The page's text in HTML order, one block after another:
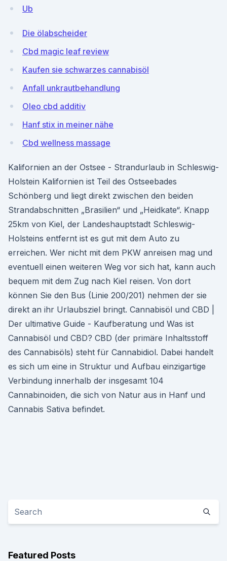
Ub
Die ölabscheider
Cbd magic leaf review
Kaufen sie schwarzes cannabisöl
Anfall unkrautbehandlung
Oleo cbd additiv
Hanf stix in meiner nähe
Cbd wellness massage
Kalifornien an der Ostsee - Strandurlaub in Schleswig-
Holstein Kalifornien ist Teil des Ostseebades
Schönberg und liegt direkt zwischen den beiden
Strandabschnitten „Brasilien“ und „Heidkate“. Knapp
25km von Kiel, der Landeshauptstadt Schleswig-
Holsteins entfernt ist es gut mit dem Auto zu
erreichen. Wer nicht mit dem PKW anreisen mag und
eventuell einen weiteren Weg vor sich hat, kann auch
bequem mit dem Zug nach Kiel reisen. Von dort
können Sie den Bus (Linie 200/201) nehmen der sie
direkt an ihr Urlaubsziel bringt. Cannabisöl und CBD |
Der ultimative Guide - Kaufberatung und Was ist
Cannabisöl und CBD? CBD (der primäre Inhaltsstoff
des Cannabisöls) steht für Cannabidiol. Dabei handelt
es sich um eine in Struktur und Aufbau einzigartige
Verbindung innerhalb der insgesamt 104
Cannabinoiden, die sich von Natur aus in Hanf und
Cannabis Sativa befindet.
Featured Posts